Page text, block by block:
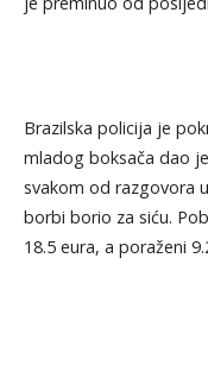
Brazilska policija je
mladog boksača dao
svakom od razgovora
borbi borio za siću.
18.5 eura, a poraženi